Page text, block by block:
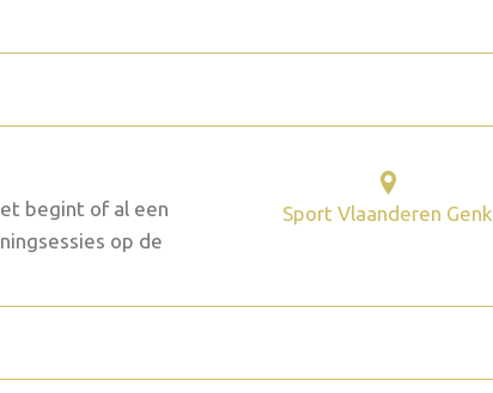
begint of al een
op de
Sport Vlaanderen Genk